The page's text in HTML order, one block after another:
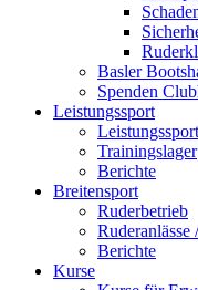
Basler
Spenden
Leistungssport
Leistungssport
Trainingslager
Berichte
Breitensport
Ruderbetrieb
Ruderanlässe
Berichte
Kurse